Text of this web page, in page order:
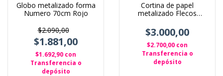
Globo metalizado forma
Numero 70cm Rojo
$2.090,00
$1.881,00
$1.692,90 con
Transferencia o
depósito
Cortina de papel
metalizado Flecos
Dorada
$3.000,00
$2.700,00 con
Transferencia o
depósito